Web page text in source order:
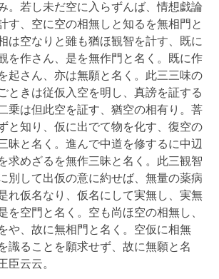
。若し未だ空に入らずんば、情想戯論
す、空に空の相無しと知るを無相門と
は空なりと雖も猶ほ観智を計す、既に
を作さん、是を無作門と名く。既に作
起さん、亦は無願と名く。此三三味の
ときは従仮入空を明し、真謗を証する
乗は但此空を証す、猶空の相有り。菩
と知り、仮に出でて物を化す、復空の
昧と名く。進んで中道を修するに中辺
求めざるを無作三昧と名く。此三観智
別して出仮の意に約せば、無量の薬病
れ仮名なり、仮名にして実無し、実無
を空門と名く。空も尚ほ空の相無し、
や、故に無相門と名く。空仮に相無
識ることを願求せず、故に無願と名
臣云云。